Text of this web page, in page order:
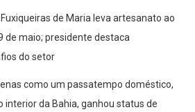
de Maria leva artesanato ao
de maio; presidente destaca
do setor
como um passatempo doméstico,
interior da Bahia, ganhou status de